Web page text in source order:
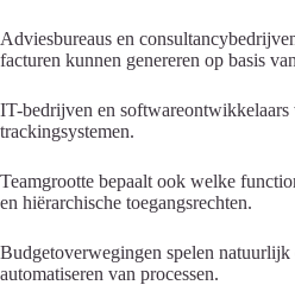
Adviesbureaus en
facturen kunnen genereren op basis
IT-bedrijven en softwareontwikkelaars
trackingsystemen.
Teamgrootte bepaalt ook welke
en hiërarchische toegangsrechten.
Budgetoverwegingen spelen natuurlijk
automatiseren van processen.